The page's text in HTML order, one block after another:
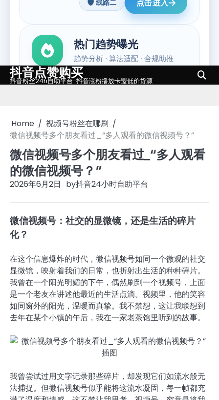
Skip
to
抖音点赞购买
抖音粉丝24h自助平台-抖音涨粉播放卡盟低价货源
Home
视频号粉丝在哪刷
微信视频号多个朋友看过_“多人观看的微信视频号？”
微信视频号多个朋友看过_“多人观看
的微信视频号？”
2026年6月2日 by抖音24小时自助平台
微信视频号：社交的显微镜，还是生活的碎片
化？
在这个信息爆炸的时代，微信视频号如同一个微观的社交
显微镜，映射着我们的日常，也折射出生活的种种碎片。
我曾在一个阳光明媚的下午，偶然刷到一个视频号，上面
是一个老友在讲述他最近的生活点滴。视频里，他的笑容
如同窗外的阳光，温暖而真挚。我不禁想，这让我联想到
去年在某个小镇的午后，我在一家老茶馆里听到的故事。
我曾尝试过用文字记录那些碎片，却发现它们如流水般无
法捕捉。但微信视频号似乎能将这流水凝固，每一帧都充